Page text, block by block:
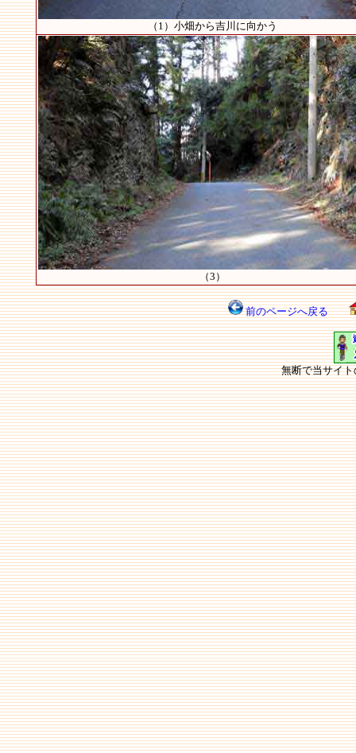
（1）小畑から吉川に向かう
（3）
前のページへ戻る
無断で当サイ